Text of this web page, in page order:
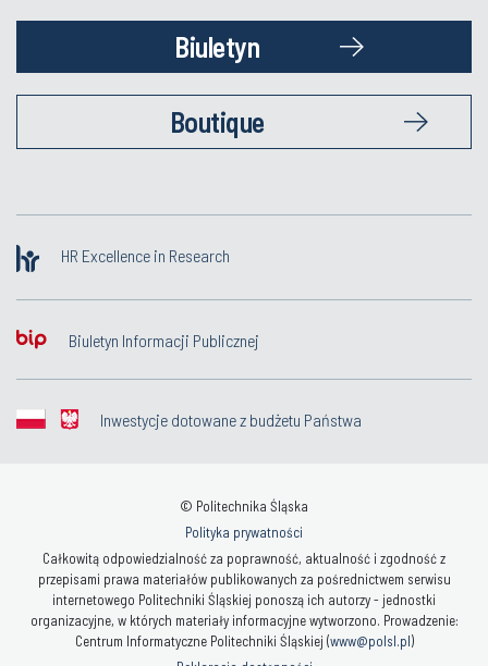
Biuletyn
Boutique
HR Excellence in Research
Biuletyn Informacji Publicznej
Inwestycje dotowane z budżetu Państwa
© Politechnika Śląska
Polityka prywatności
Całkowitą odpowiedzialność za poprawność, aktualność i zgodność z
przepisami prawa materiałów publikowanych za pośrednictwem serwisu
internetowego Politechniki Śląskiej ponoszą ich autorzy - jednostki
organizacyjne, w których materiały informacyjne wytworzono. Prowadzenie:
Centrum Informatyczne Politechniki Śląskiej (www@polsl.pl)